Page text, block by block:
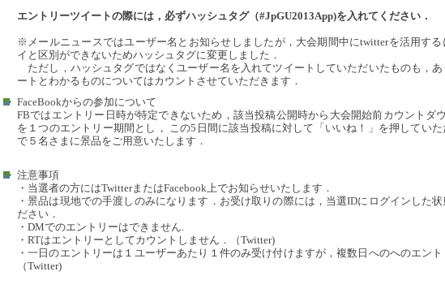
エントリーツイートの際には，必ずハッシュタグ（#JpGU2013App)を入れてください．
※メールニュースではユーザー名とお知らせしましたが，大会期間中にtwitterを活用する
イと区別ができないためハッシュタグに変更しました．
ただし，ハッシュタグではなくユーザー名を入れてツイートしていただいたものも，
ートとわかるものについてはカウントさせていただきます．
FaceBookからの参加について
FBではエントリー日時が特定できないため，該当投稿公開時から大会開始前カウントダ
を１つのエントリー期間とし， この5日間に該当投稿に対して「いいね！」を押してい
で５名さまに景品をご用意いたします．
注意事項
・当選者の方にはTwitterまたはFacebook上でお知らせいたします．
・景品は現地での手渡しのみになります．お受け取りの際には，当選IDにログインした
ださい．
・DMでのエントリーはできません.
・RTはエントリーとしてカウントしません．（Twitter)
・一日のエントリーは１ユーザーあたり１件のみ受け付けますが，複数日へのへのエン
（Twitter)